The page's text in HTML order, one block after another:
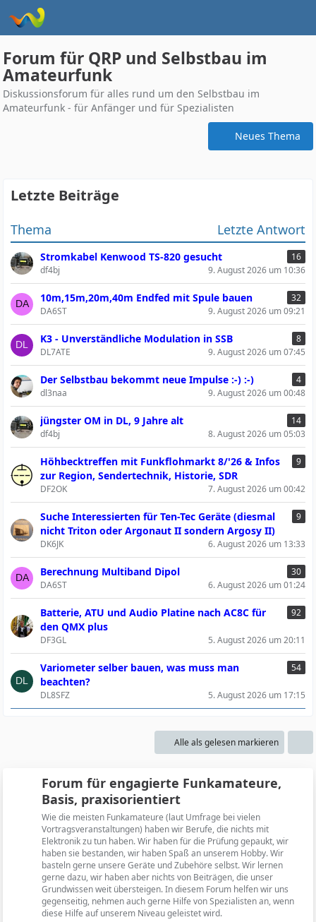
Forum für QRP und Selbstbau im
Amateurfunk
Diskussionsforum für alles rund um den Selbstbau im
Amateurfunk - für Anfänger und für Spezialisten
Neues Thema
Letzte Beiträge
Thema Letzte Antwort
Stromkabel Kenwood TS-820 gesucht
16
df4bj
9. August 2026 um 10:36
10m,15m,20m,40m Endfed mit Spule bauen
32
DA6ST
9. August 2026 um 09:21
K3 - Unverständliche Modulation in SSB
8
DL7ATE
9. August 2026 um 07:45
Der Selbstbau bekommt neue Impulse :-) :-)
4
dl3naa
9. August 2026 um 00:48
jüngster OM in DL, 9 Jahre alt
14
df4bj
8. August 2026 um 05:03
Höhbecktreffen mit Funkflohmarkt 8/'26 & Infos
zur Region, Sendertechnik, Historie, SDR
9
DF2OK 7. August 2026 um 00:42
Suche Interessierten für Ten-Tec Geräte (diesmal
nicht Triton oder Argonaut II sondern Argosy II)
9
DK6JK 6. August 2026 um 13:33
Berechnung Multiband Dipol
30
DA6ST
6. August 2026 um 01:24
Batterie, ATU und Audio Platine nach AC8C für
den QMX plus
92
DF3GL 5. August 2026 um 20:11
Variometer selber bauen, was muss man
beachten?
54
DL8SFZ 5. August 2026 um 17:15
Alle als gelesen markieren
Forum für engagierte Funkamateure,
Basis, praxisorientiert
Wie die meisten Funkamateure (laut Umfrage bei vielen
Vortragsveranstaltungen) haben wir Berufe, die nichts mit
Elektronik zu tun haben. Wir haben für die Prüfung gepaukt, wir
haben sie bestanden, wir haben Spaß an unserem Hobby. Wir
basteln gerne unsere Geräte und Zubehöre selbst. Wir lernen
gerne dazu, wir haben aber nichts von Beiträgen, die unser
Grundwissen weit übersteigen. In diesem Forum helfen wir uns
gegenseitig, nehmen auch gerne Hilfe von Spezialisten an, wenn
diese Hilfe auf unserem Niveau geleistet wird.